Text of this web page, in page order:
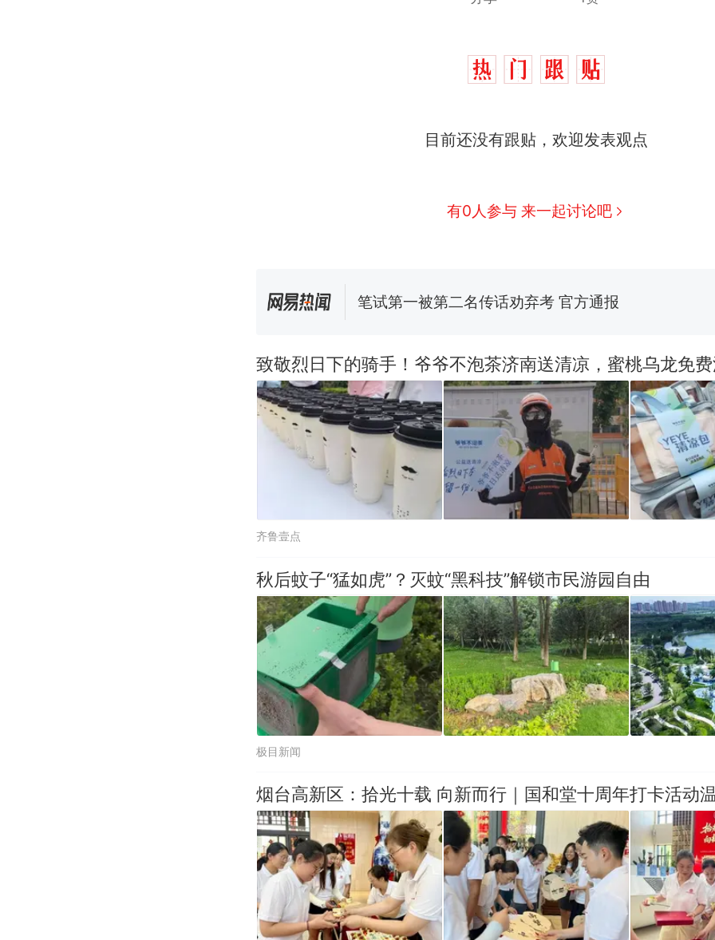
目前还没有跟贴，欢迎发表观点
有0人参与 来一起讨论吧
费大厨“全国小炒肉大王”称号，仅凭视频评出？
美国渔民钓获鲨鱼徒手将其拽回大海 目击者直呼震
热 制裁瓜子饺子，美国怕什么？
致敬烈日下的骑手！爷爷不泡茶济南送清凉，蜜桃乌龙免
齐鲁壹点
秋后蚊子“猛如虎”？灭蚊“黑科技”解锁市民游园自由
极目新闻
烟台高新区：拾光十载 向新而行｜国和堂十周年打卡活动